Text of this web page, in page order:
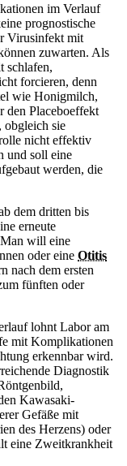
im Verlauf
prognostische
Virusinfekt mit
zuwarten. Als
schlafen,
forcieren, denn
wie Honigmilch,
den Placeboeffekt
sie
nicht effektiv
und soll eine
werden, die
dem dritten bis
erneute
will eine
oder eine Otitis
nach dem ersten
fünften oder
lohnt Labor am
mit Komplikationen
erkennbar wird.
Diagnostik
Kawasaki-
Gefäße mit
des Herzens) oder
eine Zweitkrankheit